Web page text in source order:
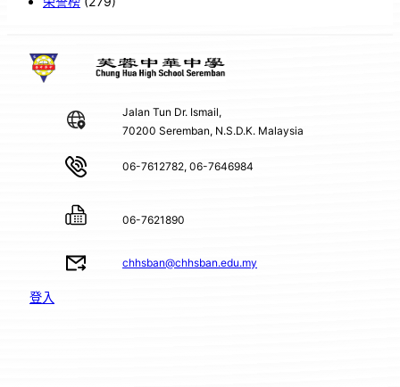
Jalan Tun Dr. Ismail,
70200 Seremban, N.S.D.K. Malaysia
06-7612782, 06-7646984
06-7621890
chhsban@chhsban.edu.my
登入